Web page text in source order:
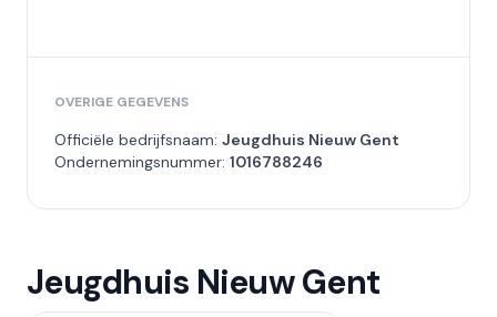
OVERIGE GEGEVENS
Officiële bedrijfsnaam: Jeugdhuis Nieuw Gent
Ondernemingsnummer: 1016788246
Jeugdhuis Nieuw Gent